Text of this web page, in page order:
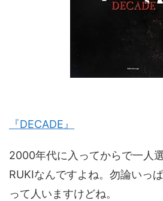
『DECADE』
2000年代に入ってからで一人
RUKIなんですよね。勿論いっ
って人いますけどね。